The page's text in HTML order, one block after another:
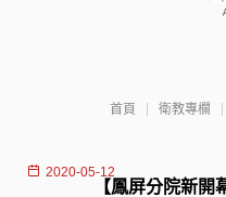
首頁 衛教專欄
2020-05-12
【鳳屏分院新開